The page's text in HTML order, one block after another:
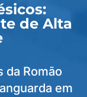
de Alta
da Romão
em